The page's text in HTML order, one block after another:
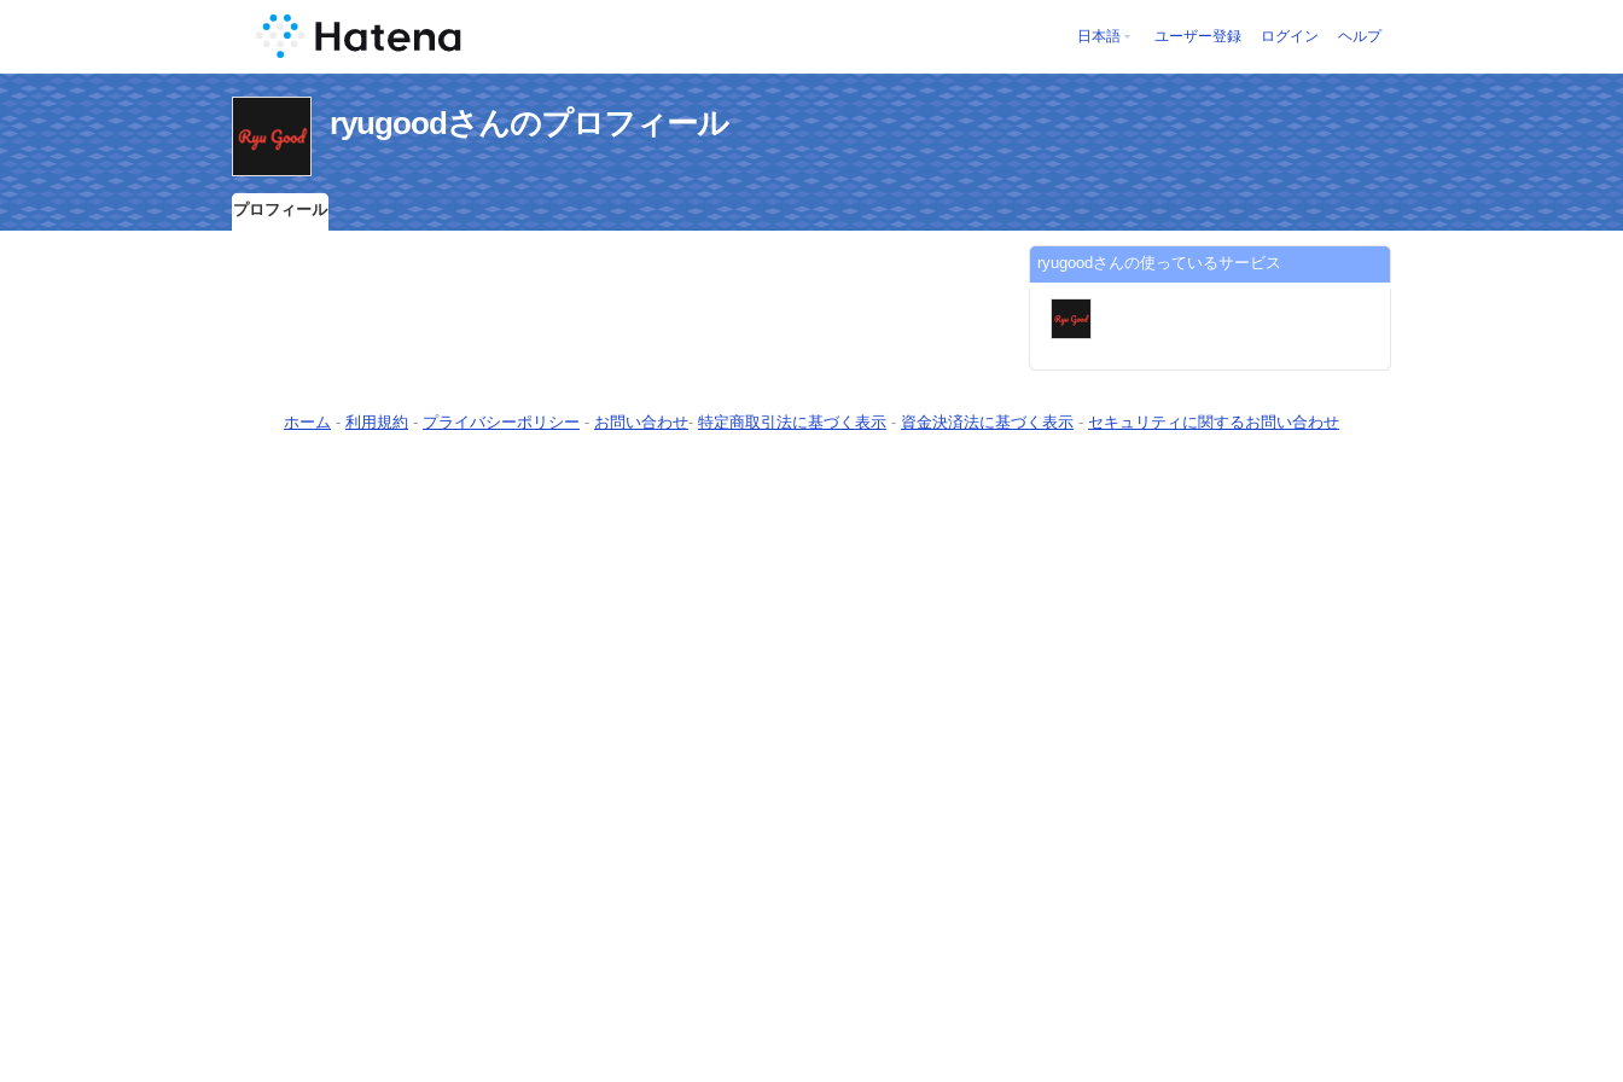
日本語 ユーザー登録 ログイン ヘルプ
ryugoodさんのプロフィール
プロフィール
ryugoodさんの使っているサービス
ホーム - 利用規約 - プライバシーポリシー - お問い合わせ- 特定商取引法に基づく表示 - 資金決済法に基づく表示 - セキュリティに関するお問い合わせ